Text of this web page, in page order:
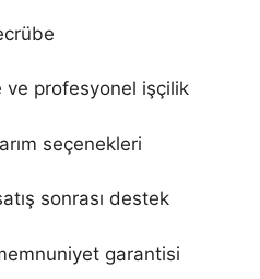
ve profesyonel işçilik
seçenekleri
sonrası destek
garantisi